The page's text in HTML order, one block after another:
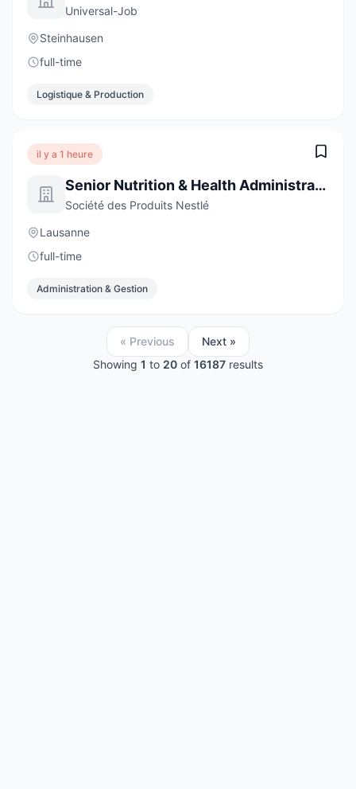
Universal-Job
Steinhausen
full-time
Logistique & Production
il y a 1 heure
Senior Nutrition & Health Administrative Assistant
Société des Produits Nestlé
Lausanne
full-time
Administration & Gestion
« Previous
Next »
Showing 1 to 20 of 16187 results